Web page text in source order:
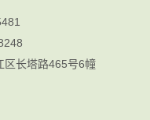
区长塔路465号6幢